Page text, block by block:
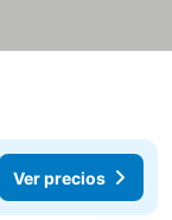
Ver precios